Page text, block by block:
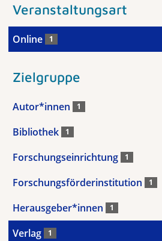
Veranstaltungsart
Online 1
Zielgruppe
Autor*innen 1
Bibliothek 1
Forschungseinrichtung 1
Forschungsförderinstitution 1
Herausgeber*innen 1
Verlag 1